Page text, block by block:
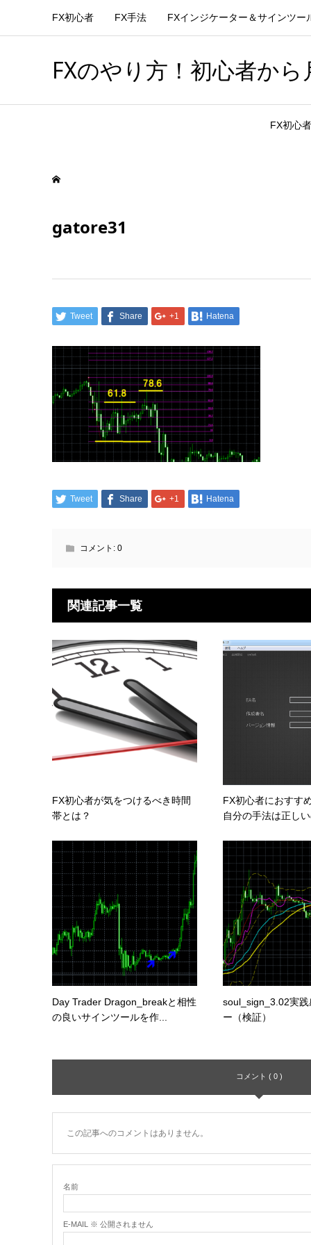
FX初心者 FX手法 FXインジケーター＆サインツー
FXのやり方！初心者か
FX初心者
gatore31
Tweet Share +1 Hatena
Tweet Share +1 Hatena
コメント: 0
関連記事一覧
FX初心者が気をつけるべき時間
帯とは？
FX初心者におすす
自分の手法は正し
Day Trader Dragon_breakと相性
の良いサインツールを作...
soul_sign_3.02実
ー（検証）
コメント ( 0 )
この記事へのコメントはありません。
名前
E-MAIL ※ 公開されません